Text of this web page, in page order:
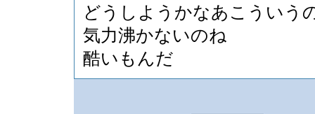
どうしようかなあこういう
気力沸かないのね
酷いもんだ